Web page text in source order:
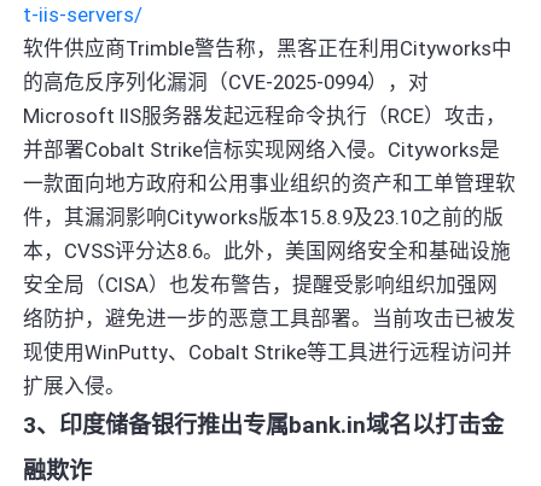
t-iis-servers/
软件供应商Trimble警告称，黑客正在利用Cityworks中
的高危反序列化漏洞（CVE-2025-0994），对
Microsoft IIS服务器发起远程命令执行（RCE）攻击，
并部署Cobalt Strike信标实现网络入侵。Cityworks是
一款面向地方政府和公用事业组织的资产和工单管理软
件，其漏洞影响Cityworks版本15.8.9及23.10之前的版
本，CVSS评分达8.6。此外，美国网络安全和基础设施
安全局（CISA）也发布警告，提醒受影响组织加强网
络防护，避免进一步的恶意工具部署。当前攻击已被发
现使用WinPutty、Cobalt Strike等工具进行远程访问并
扩展入侵。
3、印度储备银行推出专属bank.in域名以打击金
融欺诈